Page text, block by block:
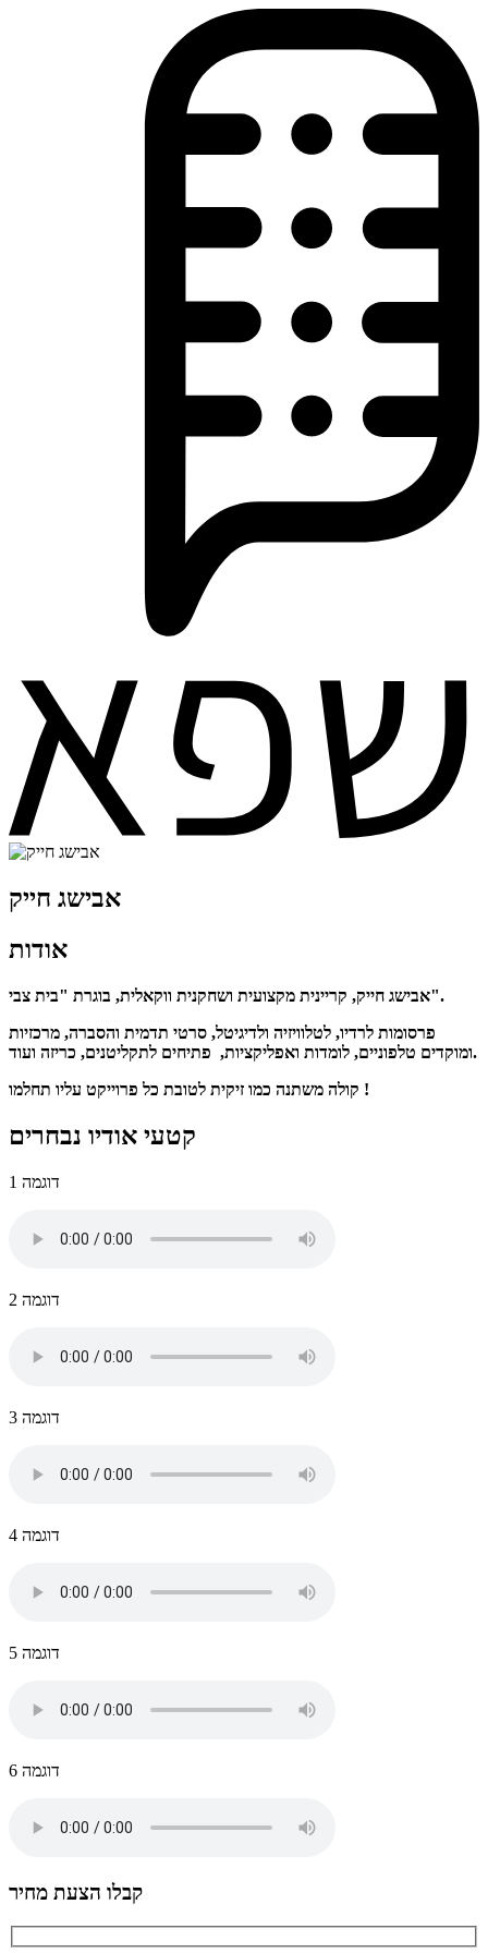
אבישג חייק
אודות
אבישג חייק, קריינית מקצועית ושחקנית ווקאלית, בוגרת "בית צבי".
פרסומות לרדיו, לטלוויזיה ולדיגיטל, סרטי תדמית והסברה, מרכזיות
ומוקדים טלפוניים, לומדות ואפליקציות, פתיחים לתקליטנים, כריזה ועוד.
קולה משתנה כמו זיקית לטובת כל פרוייקט עליו תחלמו !
קטעי אודיו נבחרים
דוגמה 1
דוגמה 2
דוגמה 3
דוגמה 4
דוגמה 5
דוגמה 6
קבלו הצעת מחיר